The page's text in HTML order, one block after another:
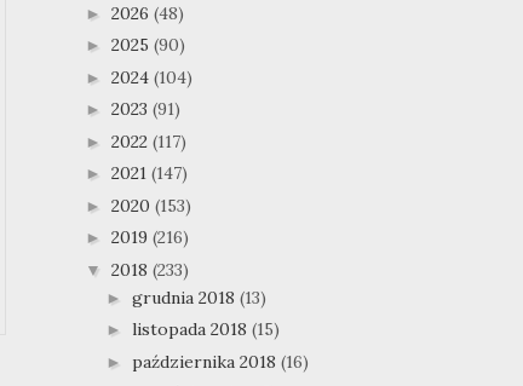
► 2026 (48)
► 2025 (90)
► 2024 (104)
► 2023 (91)
► 2022 (117)
► 2021 (147)
► 2020 (153)
► 2019 (216)
▼ 2018 (233)
► grudnia 2018 (13)
► listopada 2018 (15)
► października 2018 (16)